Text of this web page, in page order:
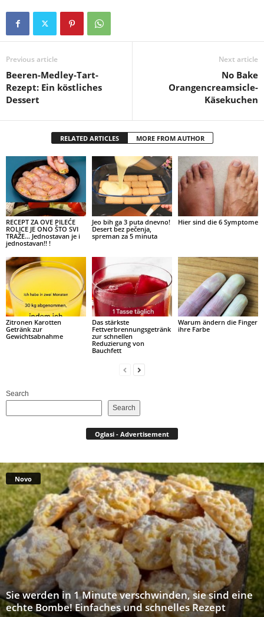
Previous article
Beeren-Medley-Tart-
Rezept: Ein köstliches
Dessert
Next article
No Bake
Orangencreamsicle-
Käsekuchen
RELATED ARTICLES MORE FROM AUTHOR
RECEPT ZA OVE PILEĆE
ROLICE JE ONO ŠTO SVI
TRAŽE… Jednostavan je i
jednostavan!! !
Jeo bih ga 3 puta dnevno!
Desert bez pečenja,
spreman za 5 minuta
Hier sind die 6 Symptome
Zitronen Karotten
Getränk zur
Gewichtsabnahme
Das stärkste
Fettverbrennungsgetränk
zur schnellen
Reduzierung von
Bauchfett
Warum ändern die Finger
ihre Farbe
Search
Search
Oglasi - Advertisement
Novo
Sie werden in 1 Minute verschwinden, sie sind eine
echte Bombe! Einfaches und schnelles Rezept